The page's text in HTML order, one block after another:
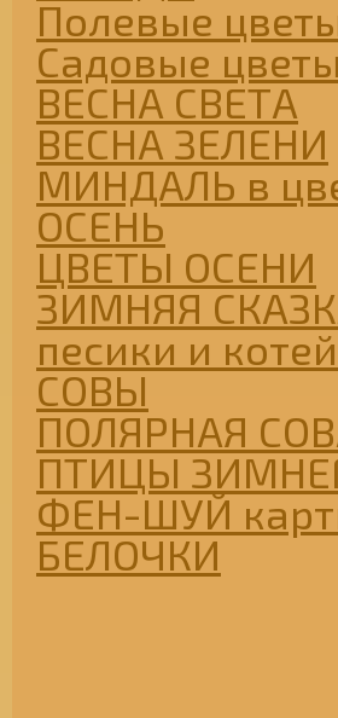
Полевые
Садовые
ВЕСНА СВЕТА
ВЕСНА ЗЕЛЕНИ
МИНДАЛЬ в
ОСЕНЬ
ЦВЕТЫ ОСЕНИ
ЗИМНЯЯ
песики и
СОВЫ
ПОЛЯРНАЯ
ПТИЦЫ
ФЕН-ШУЙ
БЕЛОЧКИ